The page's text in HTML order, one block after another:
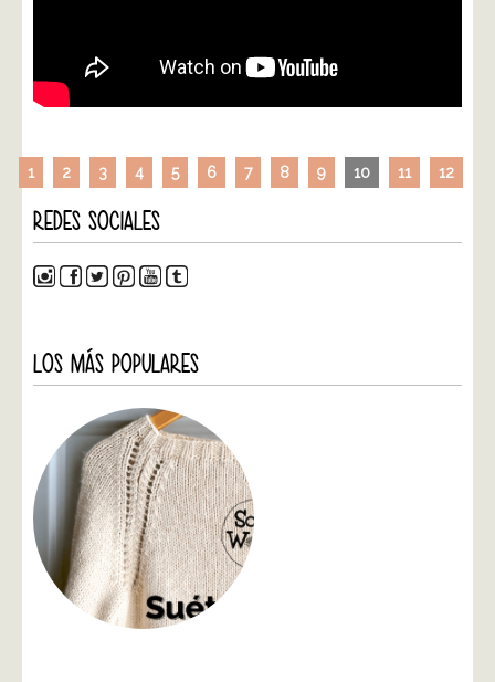
1 2 3 4 5 6 7 8 9 10 11 12
REDES SOCIALES
LOS MÁS POPULARES